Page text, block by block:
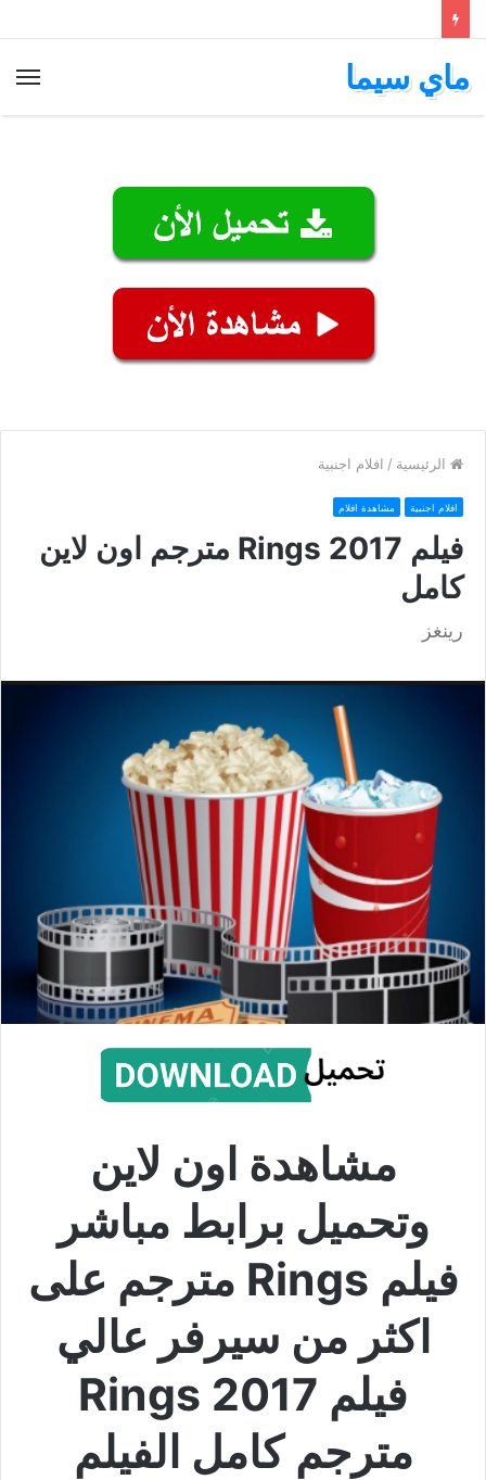
ماي سيما
الرئيسية / افلام اجنبية
افلام اجنبية مشاهدة افلام
فيلم Rings 2017 مترجم اون لاين
كامل
رينغز
مشاهدة اون لاين
وتحميل برابط مباشر
فيلم Rings مترجم على
اكثر من سيرفر عالي
فيلم Rings 2017
مترجم كامل الفيلم